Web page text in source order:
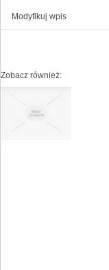
Modyfikuj wpis
Zobacz również: